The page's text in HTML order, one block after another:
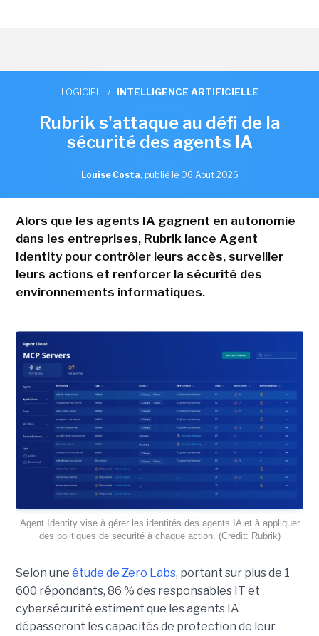
LOGICIEL / INTELLIGENCE ARTIFICIELLE
Rubrik s'attaque au défi de la
sécurité des agents IA
Louise Costa, publié le 06 Aout 2026
Alors que les agents IA gagnent en autonomie
dans les entreprises, Rubrik lance Agent
Identity pour contrôler leurs accès, surveiller
leurs actions et renforcer la sécurité des
environnements informatiques.
Agent Identity vise à gérer les identités des agents IA et à appliquer
des politiques de sécurité à chaque action. (Crédit: Rubrik)
Selon une étude de Zero Labs, portant sur plus de 1
600 répondants, 86 % des responsables IT et
cybersécurité estiment que les agents IA
dépasseront les capacités de protection de leur